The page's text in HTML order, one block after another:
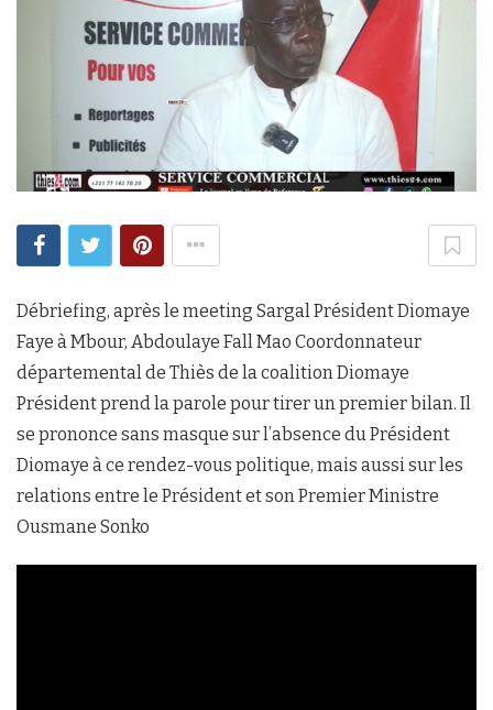
Débriefing, après le meeting Sargal Président Diomaye
Faye à Mbour, Abdoulaye Fall Mao Coordonnateur
départemental de Thiès de la coalition Diomaye
Président prend la parole pour tirer un premier bilan. Il
se prononce sans masque sur l’absence du Président
Diomaye à ce rendez-vous politique, mais aussi sur les
relations entre le Président et son Premier Ministre
Ousmane Sonko